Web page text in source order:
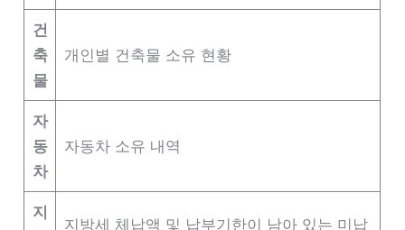
건
축
물
개인별 건축물 소유 현황
자
동
차
자동차 소유 내역
지
지방세 체납액 및 납부기한이 남아 있는 미납